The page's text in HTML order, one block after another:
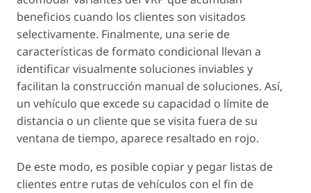
beneficios cuando los clientes son visitados
selectivamente. Finalmente, una serie de
características de formato condicional llevan a
identificar visualmente soluciones inviables y
facilitan la construcción manual de soluciones. Así,
un vehículo que excede su capacidad o límite de
distancia o un cliente que se visita fuera de su
ventana de tiempo, aparece resaltado en rojo.
De este modo, es posible copiar y pegar listas de
clientes entre rutas de vehículos con el fin de